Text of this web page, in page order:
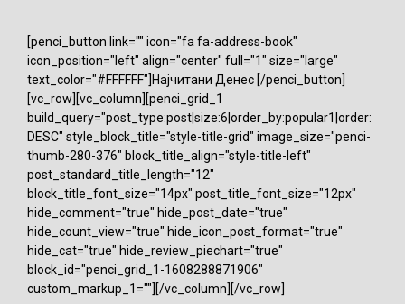
[penci_button link="" icon="fa fa-address-book"
icon_position="left" align="center" full="1" size="large"
text_color="#FFFFFF"]Најчитани Денес [/penci_button]
[vc_row][vc_column][penci_grid_1
build_query="post_type:post|size:6|order_by:popular1|order:
DESC" style_block_title="style-title-grid" image_size="penci-
thumb-280-376" block_title_align="style-title-left"
post_standard_title_length="12"
block_title_font_size="14px" post_title_font_size="12px"
hide_comment="true" hide_post_date="true"
hide_count_view="true" hide_icon_post_format="true"
hide_cat="true" hide_review_piechart="true"
block_id="penci_grid_1-1608288871906"
custom_markup_1=""][/vc_column][/vc_row]